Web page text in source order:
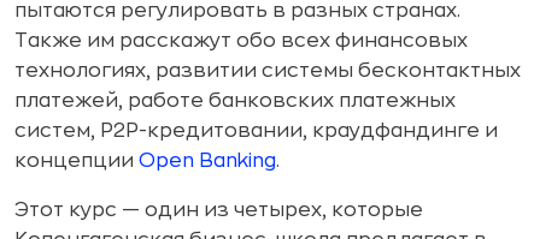
пытаются регулировать в разных странах.
Также им расскажут обо всех финансовых
технологиях, развитии системы бесконтактных
платежей, работе банковских платежных
систем, P2P-кредитовании, краудфандинге и
концепции Open Banking.
Этот курс — один из четырех, которые